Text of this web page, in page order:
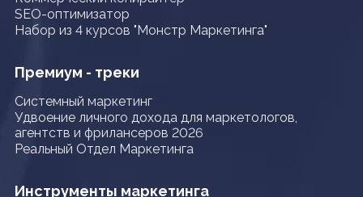
SEO-оптимизатор
Набор из 4 курсов "Монстр Маркетинга"
Премиум - треки
Системный маркетинг
Удвоение личного дохода для маркетологов,
агентств и фрилансеров 2026
Реальный Отдел Маркетинга
Инструменты маркетинга